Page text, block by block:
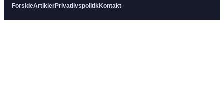
ForsideArtiklerPrivatlivspolitikKontakt